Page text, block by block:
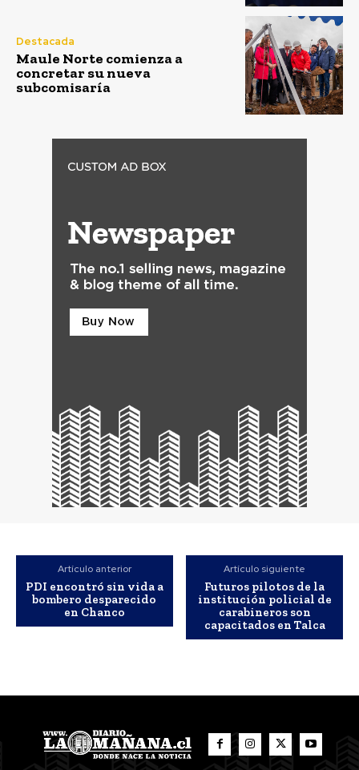
Destacada
Maule Norte comienza a
concretar su nueva
subcomisaría
Artículo anterior
PDI encontró sin vida a
bombero desparecido
en Chanco
Artículo siguiente
Futuros pilotos de la
institución policial de
carabineros son
capacitados en Talca